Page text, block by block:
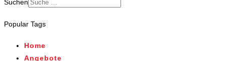
Suchen
for results.
Popular Tags
Home
Angebote